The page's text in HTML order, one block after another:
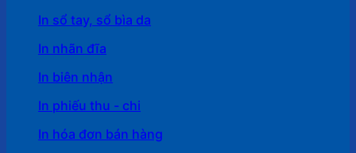
In sổ tay, sổ bìa da
In nhãn đĩa
In biên nhận
In phiếu thu - chi
In hóa đơn bán hàng